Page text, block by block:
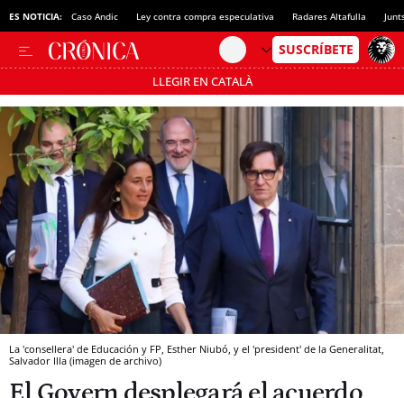
ES NOTICIA: Caso Andic Ley contra compra especulativa Radares Altafulla
LLEGIR EN CATALÀ
Pásate al MODO AHORRO
La 'consellera' de Educación y FP, Esther Niubó, y el 'president' de la Generalitat,
Salvador Illa (imagen de archivo)